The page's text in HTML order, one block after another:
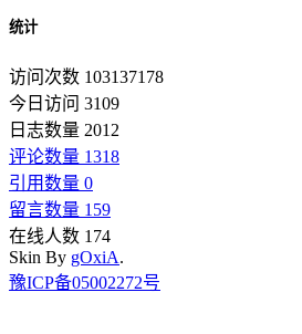
统计
访问次数 103137178
今日访问 3109
日志数量 2012
评论数量 1318
引用数量 0
留言数量 159
在线人数 174
Skin By gOxiA.
豫ICP备05002272号